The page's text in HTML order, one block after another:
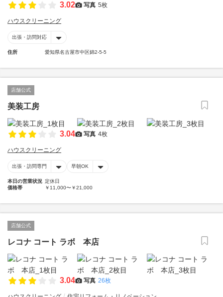
3.02 写真 5枚
ハウスクリーニング
出張・訪問対応
住所 愛知県名古屋市中区錦2-5-5
店舗公式
美装工房
3.04 写真 4枚
ハウスクリーニング
出張・訪問専門 早朝OK
本日の営業状況 定休日
価格帯
￥11,000〜￥21,000
店舗公式
レコナ コート ラボ 本店
3.04 写真 26枚